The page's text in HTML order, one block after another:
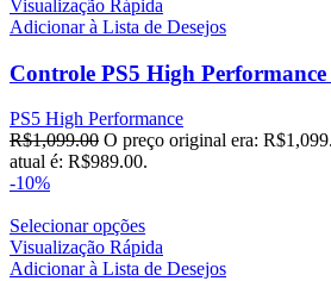
Visualização Rápida
Adicionar à Lista de Desejos
Controle PS5 High
PS5 High Performance
R$1,099.00 O preço original era:
atual é: R$989.00.
-10%
Selecionar opções
Visualização Rápida
Adicionar à Lista de Desejos